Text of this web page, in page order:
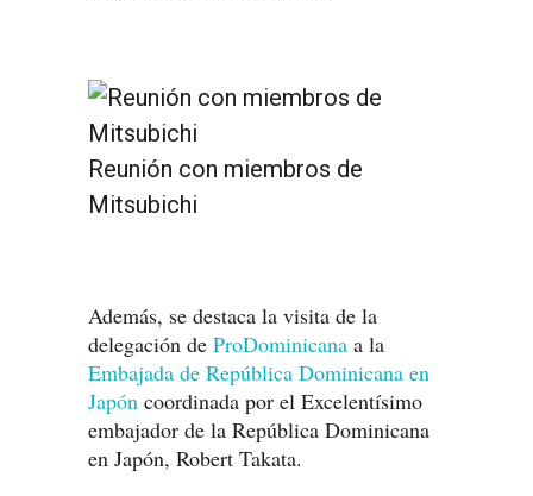
Reunión con miembros de
Mitsubichi
Además, se destaca la visita de la
delegación de ProDominicana a la
Embajada de República Dominicana en
Japón coordinada por el Excelentísimo
embajador de la República Dominicana
en Japón, Robert Takata.